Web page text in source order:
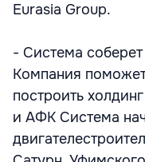
Eurasia Group.
- Система соберет
Компания
построить
и АФК Система